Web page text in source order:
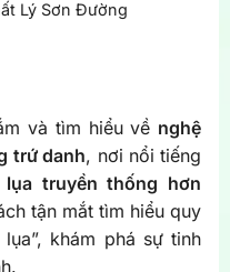
Lý Sơn Đường
và tìm hiểu về nghệ
trứ danh, nơi nổi tiếng
truyền thống hơn
tận mắt tìm hiểu quy
khám phá sự tinh